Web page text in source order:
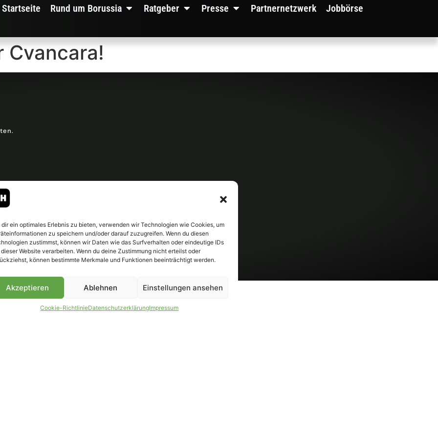
dir ein optimales Erlebnis zu bieten, verwenden wir Technologien wie Cookies, um
zu speichern und/oder darauf zuzugreifen. Wenn du diesen
zustimmst, können wir Daten wie das Surfverhalten oder eindeutige IDs
Website verarbeiten. Wenn du deine Zustimmung nicht erteilst oder
können bestimmte Merkmale und Funktionen beeinträchtigt werden.
Akzeptieren Ablehnen Einstellungen ansehen
Cookie-RichtlinieDatenschutzerklärungImpressum
Startseite Rund um Borussia Ratgeber Presse Partnernetzwerk Jobbörse
Cvancara!